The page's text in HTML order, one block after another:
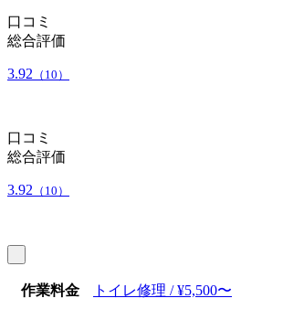
口コミ
総合評価
3.92 （10）
口コミ
総合評価
3.92 （10）
作業料金
トイレ修理 / ¥5,500〜